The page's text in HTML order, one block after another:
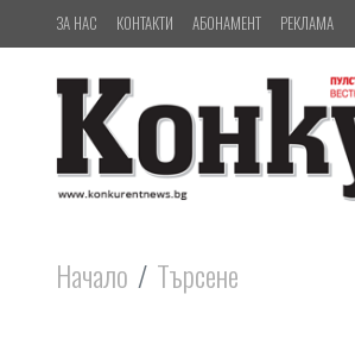
ЗА НАС КОНТАКТИ АБОНАМЕНТ РЕКЛАМА
Начало Търсене